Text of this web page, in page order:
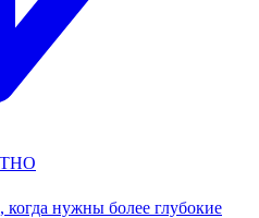
нужны более глубокие